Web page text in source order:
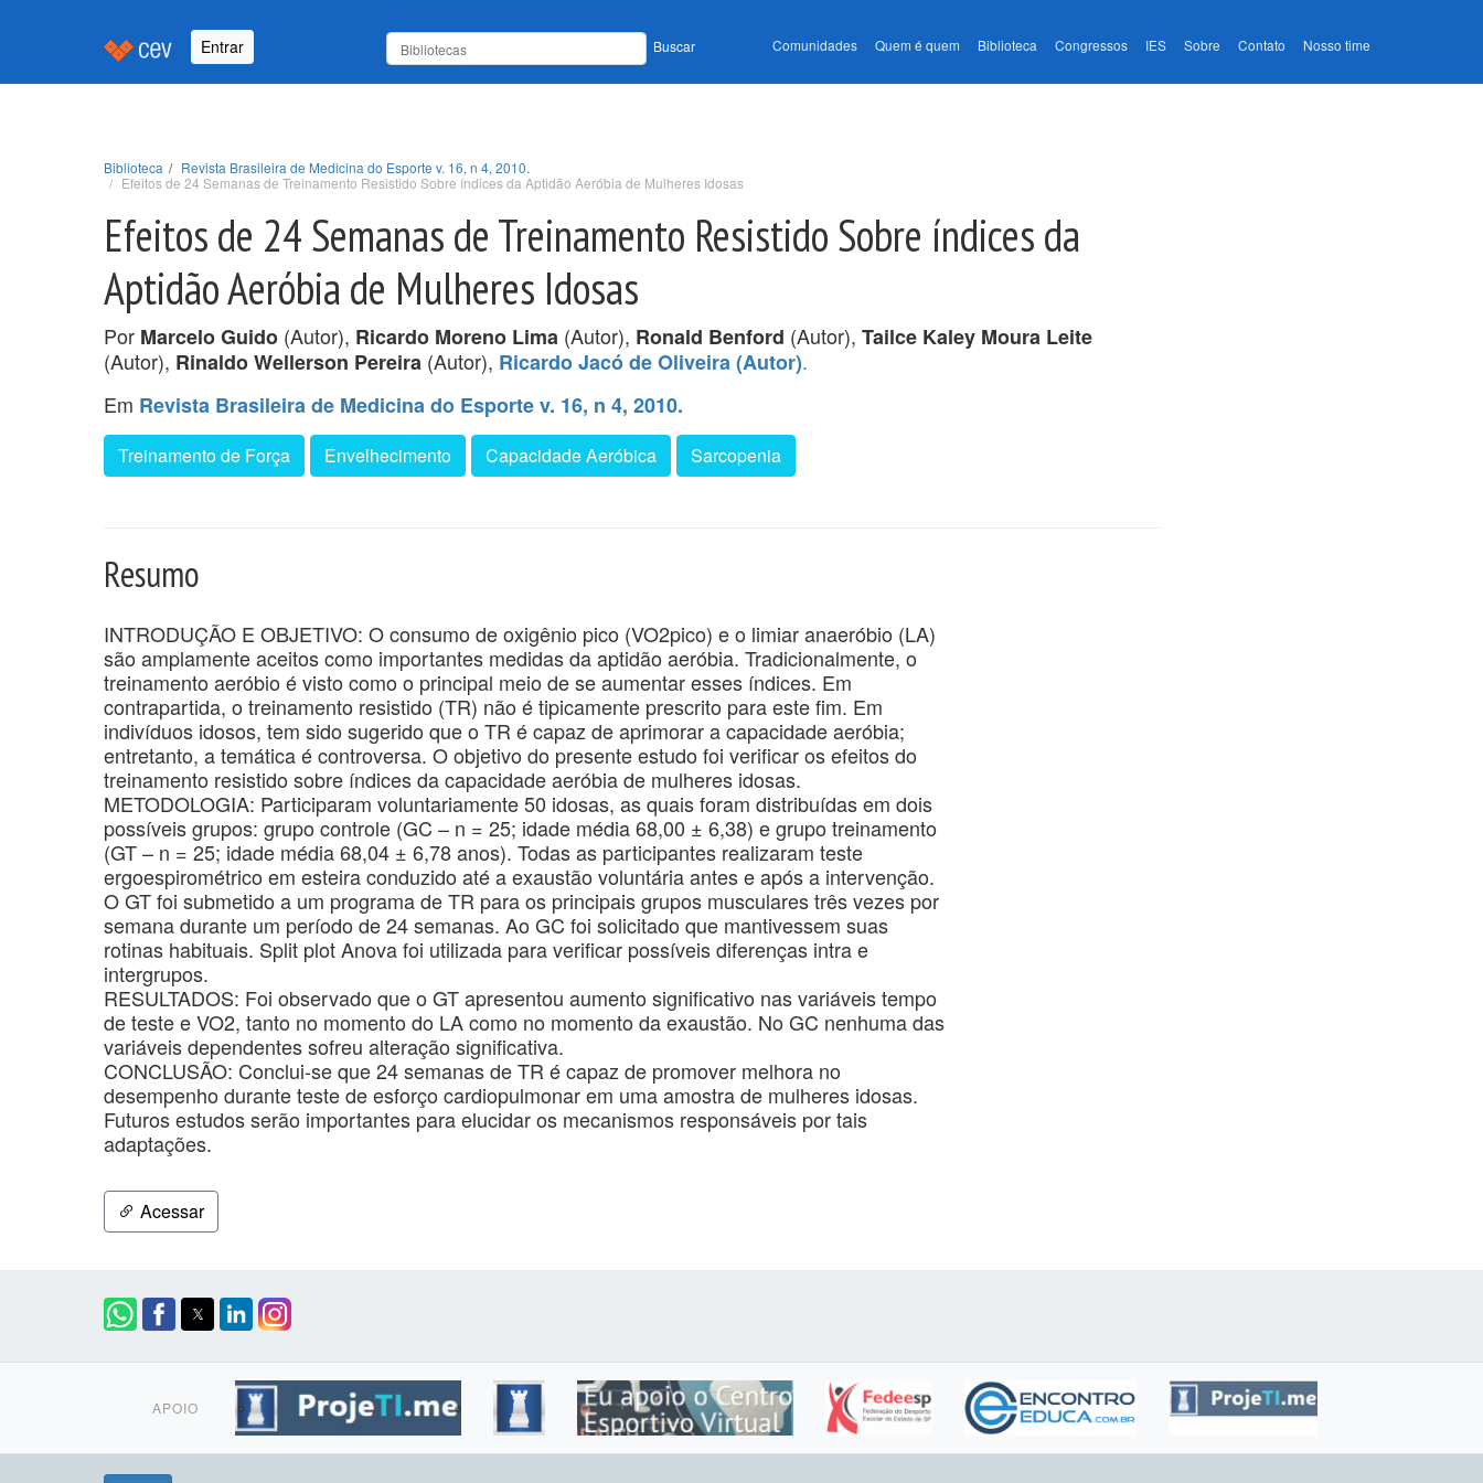
Entrar Buscar Comunidades Quem é quem Biblioteca Congressos IES Sobre Contato Nosso time
Biblioteca
Revista Brasileira de Medicina do Esporte v. 16, n 4, 2010.
Efeitos de 24 Semanas de Treinamento Resistido Sobre índices da Aptidão Aeróbia de Mulheres Idosas
Efeitos de 24 Semanas de Treinamento Resistido Sobre índices da
Aptidão Aeróbia de Mulheres Idosas
Por Marcelo Guido (Autor), Ricardo Moreno Lima (Autor), Ronald Benford (Autor), Tailce Kaley Moura Leite
(Autor), Rinaldo Wellerson Pereira (Autor), Ricardo Jacó de Oliveira (Autor).
Em Revista Brasileira de Medicina do Esporte v. 16, n 4, 2010.
Treinamento de Força Envelhecimento Capacidade Aeróbica Sarcopenia
Resumo
INTRODUÇÃO E OBJETIVO: O consumo de oxigênio pico (VO2pico) e o limiar anaeróbio (LA)
são amplamente aceitos como importantes medidas da aptidão aeróbia. Tradicionalmente, o
treinamento aeróbio é visto como o principal meio de se aumentar esses índices. Em
contrapartida, o treinamento resistido (TR) não é tipicamente prescrito para este fim. Em
indivíduos idosos, tem sido sugerido que o TR é capaz de aprimorar a capacidade aeróbia;
entretanto, a temática é controversa. O objetivo do presente estudo foi verificar os efeitos do
treinamento resistido sobre índices da capacidade aeróbia de mulheres idosas.
METODOLOGIA: Participaram voluntariamente 50 idosas, as quais foram distribuídas em dois
possíveis grupos: grupo controle (GC – n = 25; idade média 68,00 ± 6,38) e grupo treinamento
(GT – n = 25; idade média 68,04 ± 6,78 anos). Todas as participantes realizaram teste
ergoespirométrico em esteira conduzido até a exaustão voluntária antes e após a intervenção.
O GT foi submetido a um programa de TR para os principais grupos musculares três vezes por
semana durante um período de 24 semanas. Ao GC foi solicitado que mantivessem suas
rotinas habituais. Split plot Anova foi utilizada para verificar possíveis diferenças intra e
intergrupos.
RESULTADOS: Foi observado que o GT apresentou aumento significativo nas variáveis tempo
de teste e VO2, tanto no momento do LA como no momento da exaustão. No GC nenhuma das
variáveis dependentes sofreu alteração significativa.
CONCLUSÃO: Conclui-se que 24 semanas de TR é capaz de promover melhora no
desempenho durante teste de esforço cardiopulmonar em uma amostra de mulheres idosas.
Futuros estudos serão importantes para elucidar os mecanismos responsáveis por tais
adaptações.
Acessar
APOIO